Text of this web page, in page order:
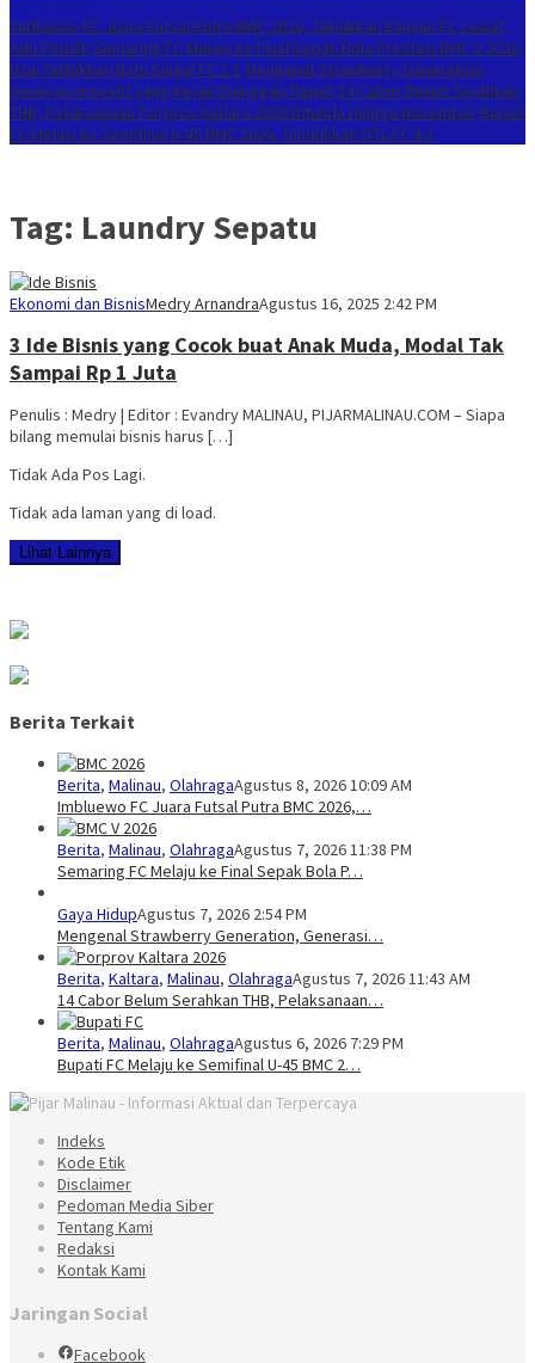
Imbluewo FC Juara Futsal Putra BMC 2026, Taklukkan Banyan FC Lewat
Adu Penalti Semaring FC Melaju ke Final Sepak Bola Prestasi BMC V 2026
Usai Taklukkan Batu Singai FC 2-1 Mengenal Strawberry Generation,
Generasi Inovatif yang Kerap Dianggap Rapuh 14 Cabor Belum Serahkan
THB, Pelaksanaan Porprov Kaltara 2026 Ditunda Hingga NovemberBupati
FC Melaju ke Semifinal U-45 BMC 2026, Tundukkan OTL FC 4-1
Tag: Laundry Sepatu
Ekonomi dan BisnisMedry ArnandraAgustus 16, 2025 2:42 PM
3 Ide Bisnis yang Cocok buat Anak Muda, Modal Tak
Sampai Rp 1 Juta
Penulis : Medry | Editor : Evandry MALINAU, PIJARMALINAU.COM – Siapa
bilang memulai bisnis harus […]
Tidak Ada Pos Lagi.
Tidak ada laman yang di load.
Lihat Lainnya
Berita Terkait
Berita, Malinau, OlahragaAgustus 8, 2026 10:09 AM
Imbluewo FC Juara Futsal Putra BMC 2026,…
Berita, Malinau, OlahragaAgustus 7, 2026 11:38 PM
Semaring FC Melaju ke Final Sepak Bola P…
Gaya HidupAgustus 7, 2026 2:54 PM
Mengenal Strawberry Generation, Generasi…
Berita, Kaltara, Malinau, OlahragaAgustus 7, 2026 11:43 AM
14 Cabor Belum Serahkan THB, Pelaksanaan…
Berita, Malinau, OlahragaAgustus 6, 2026 7:29 PM
Bupati FC Melaju ke Semifinal U-45 BMC 2…
Indeks
Kode Etik
Disclaimer
Pedoman Media Siber
Tentang Kami
Redaksi
Kontak Kami
Jaringan Social
Facebook